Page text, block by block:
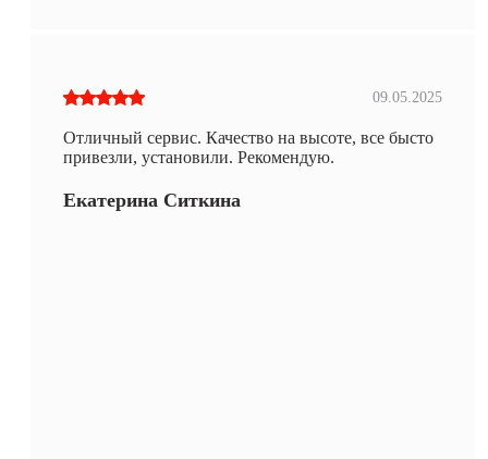
09.05.2025
Отличный сервис. Качество на высоте, все бысто
привезли, установили. Рекомендую.
Екатерина Ситкина